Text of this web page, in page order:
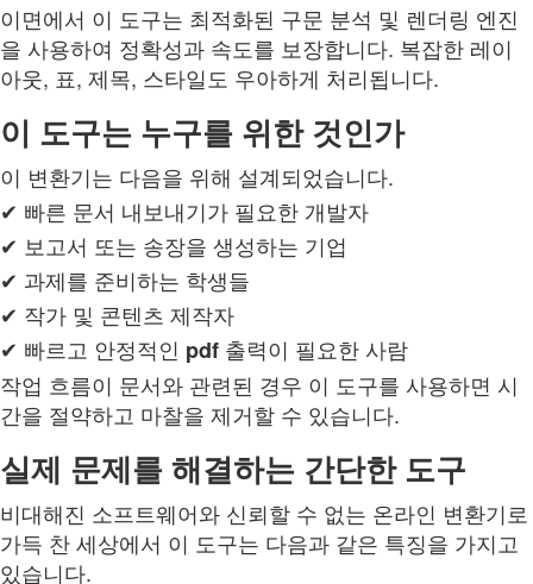
이면에서 이 도구는 최적화된 구문 분석 및 렌더링 엔진
을 사용하여 정확성과 속도를 보장합니다. 복잡한 레이
아웃, 표, 제목, 스타일도 우아하게 처리됩니다.
이 도구는 누구를 위한 것인가
이 변환기는 다음을 위해 설계되었습니다.
✔ 빠른 문서 내보내기가 필요한 개발자
✔ 보고서 또는 송장을 생성하는 기업
✔ 과제를 준비하는 학생들
✔ 작가 및 콘텐츠 제작자
✔ 빠르고 안정적인 pdf 출력이 필요한 사람
작업 흐름이 문서와 관련된 경우 이 도구를 사용하면 시
간을 절약하고 마찰을 제거할 수 있습니다.
실제 문제를 해결하는 간단한 도구
비대해진 소프트웨어와 신뢰할 수 없는 온라인 변환기로
가득 찬 세상에서 이 도구는 다음과 같은 특징을 가지고
있습니다.